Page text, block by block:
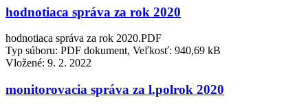
hodnotiaca správa za rok 2020
hodnotiaca správa za rok 2020.PDF
Typ súboru: PDF dokument, Veľkosť: 940,69 kB
Vložené: 9. 2. 2022
monitorovacia správa za l.polrok 2020